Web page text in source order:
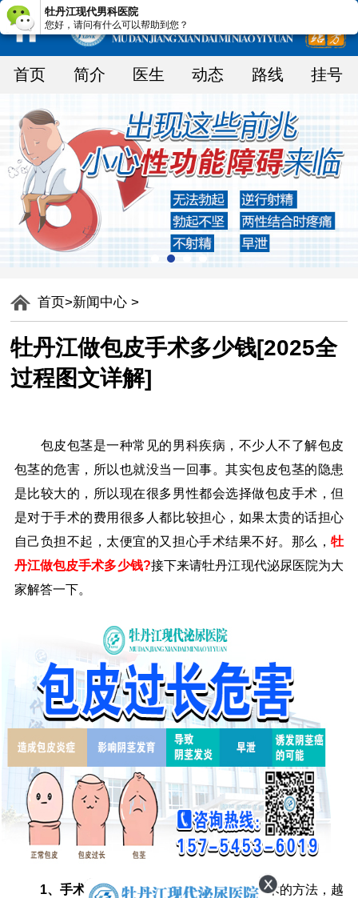
首页 简介 医生 动态 路线 挂号
首页>新闻中心 >
牡丹江做包皮手术多少钱[2025全
过程图文详解]
包皮包茎是一种常见的男科疾病，不少人不了解包皮
包茎的危害，所以也就没当一回事。其实包皮包茎的隐患
是比较大的，所以现在很多男性都会选择做包皮手术，但
是对于手术的费用很多人都比较担心，如果太贵的话担心
自己负担不起，太便宜的又担心手术结果不好。那么，牡
丹江做包皮手术多少钱?接下来请牡丹江现代泌尿医院为大
家解答一下。
1、手术治疗费用：通常是主要看包皮手术的方法，越
牡丹江现代男科医院
您好，请问有什么可以帮助到您？